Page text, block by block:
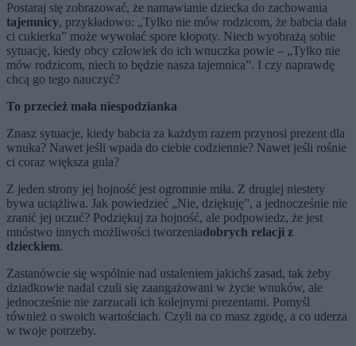
Postaraj się zobrazować, że namawianie dziecka do zachowania
tajemnicy, przykładowo: „Tylko nie mów rodzicom, że babcia dała
ci cukierka” może wywołać spore kłopoty. Niech wyobrażą sobie
sytuację, kiedy obcy człowiek do ich wnuczka powie – „Tylko nie
mów rodzicom, niech to będzie nasza tajemnica”. I czy naprawdę
chcą go tego nauczyć?
To przecież mała niespodzianka
Znasz sytuacje, kiedy babcia za każdym razem przynosi prezent dla
wnuka? Nawet jeśli wpada do ciebie codziennie? Nawet jeśli rośnie
ci coraz większa gula?
Z jeden strony jej hojność jest ogromnie miła. Z drugiej niestety
bywa uciążliwa. Jak powiedzieć „Nie, dziękuję”, a jednocześnie nie
zranić jej uczuć? Podziękuj za hojność, ale podpowiedz, że jest
mnóstwo innych możliwości tworzeniadobrych relacji z
dzieckiem.
Zastanówcie się wspólnie nad ustaleniem jakichś zasad, tak żeby
dziadkowie nadal czuli się zaangażowani w życie wnuków, ale
jednocześnie nie zarzucali ich kolejnymi prezentami. Pomyśl
również o swoich wartościach. Czyli na co masz zgodę, a co uderza
w twoje potrzeby.